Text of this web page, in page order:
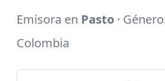
Emisora en Pasto ·
Colombia